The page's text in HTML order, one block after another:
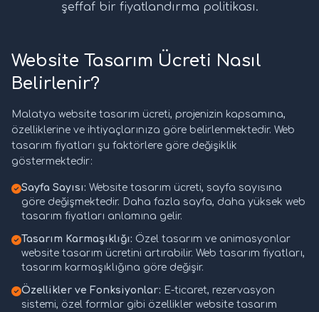
şeffaf bir fiyatlandırma politikası.
Website Tasarım Ücreti Nasıl
Belirlenir?
Malatya website tasarım ücreti, projenizin kapsamına,
özelliklerine ve ihtiyaçlarınıza göre belirlenmektedir. Web
tasarım fiyatları şu faktörlere göre değişiklik
göstermektedir:
Sayfa Sayısı: Website tasarım ücreti, sayfa sayısına
göre değişmektedir. Daha fazla sayfa, daha yüksek web
tasarım fiyatları anlamına gelir.
Tasarım Karmaşıklığı: Özel tasarım ve animasyonlar
website tasarım ücretini artırabilir. Web tasarım fiyatları,
tasarım karmaşıklığına göre değişir.
Özellikler ve Fonksiyonlar: E-ticaret, rezervasyon
sistemi, özel formlar gibi özellikler website tasarım